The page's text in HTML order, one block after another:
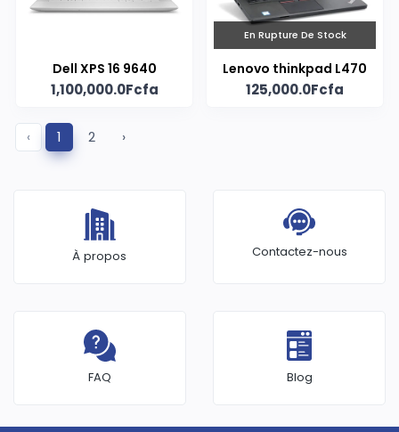
Dell XPS 16 9640
1,100,000.0Fcfa
En Rupture De Stock
Lenovo thinkpad L470
125,000.0Fcfa
‹ 1 2 ›
À propos Contactez-nous
FAQ Blog